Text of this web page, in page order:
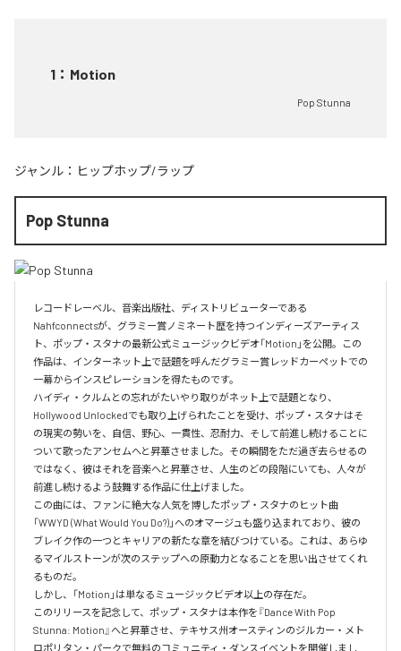
1 ： Motion
Pop Stunna
ジャンル： ヒップホップ/ラップ
Pop Stunna
レコードレーベル、音楽出版社、ディストリビューターである
Nahfconnectsが、グラミー賞ノミネート歴を持つインディーズアーティス
ト、ポップ・スタナの最新公式ミュージックビデオ「Motion」を公開。この
作品は、インターネット上で話題を呼んだグラミー賞レッドカーペットでの
一幕からインスピレーションを得たものです。
ハイディ・クルムとの忘れがたいやり取りがネット上で話題となり、
Hollywood Unlockedでも取り上げられたことを受け、ポップ・スタナはそ
の現実の勢いを、自信、野心、一貫性、忍耐力、そして前進し続けることに
ついて歌ったアンセムへと昇華させました。その瞬間をただ過ぎ去らせるの
ではなく、彼はそれを音楽へと昇華させ、人生のどの段階にいても、人々が
前進し続けるよう鼓舞する作品に仕上げました。
この曲には、ファンに絶大な人気を博したポップ・スタナのヒット曲
「WWYD (What Would You Do?)」へのオマージュも盛り込まれており、彼の
ブレイク作の一つとキャリアの新たな章を結びつけている。これは、あらゆ
るマイルストーンが次のステップへの原動力となることを思い出させてくれ
るものだ。
しかし、「Motion」は単なるミュージックビデオ以上の存在だ。
このリリースを記念して、ポップ・スタナは本作を『Dance With Pop
Stunna: Motion』へと昇華させ、テキサス州オースティンのジルカー・メト
ロポリタン・パークで無料のコミュニティ・ダンスイベントを開催しまし